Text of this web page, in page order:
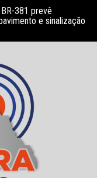
381 prevê
e sinalização
e anúncio